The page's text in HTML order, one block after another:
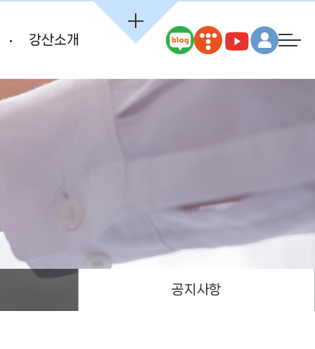
강산소개
공지사항